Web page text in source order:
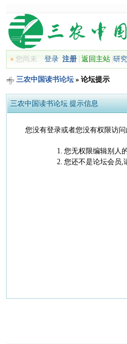
»您尚未 登录 注册| 返回主站| 研
三农中国读书论坛» 论坛提示
三农中国读书论坛 提示信息
您没有登录或者您没有权限访
您无权限编辑别人
您还不是论坛会员,